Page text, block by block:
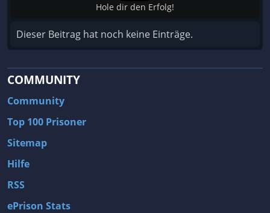
Hole dir den Erfolg!
Dieser Beitrag hat noch keine Einträge.
COMMUNITY
Community
Top 100 Prisoner
Sitemap
Hilfe
RSS
ePrison Stats